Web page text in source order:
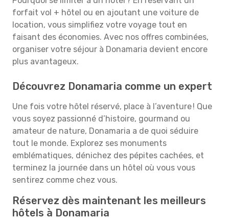
forfait vol + hôtel ou en ajoutant une voiture de
location, vous simplifiez votre voyage tout en
faisant des économies. Avec nos offres combinées,
organiser votre séjour à Donamaria devient encore
plus avantageux.
Découvrez Donamaria comme un expert
Une fois votre hôtel réservé, place à l’aventure ! Que
vous soyez passionné d’histoire, gourmand ou
amateur de nature, Donamaria a de quoi séduire
tout le monde. Explorez ses monuments
emblématiques, dénichez des pépites cachées, et
terminez la journée dans un hôtel où vous vous
sentirez comme chez vous.
Réservez dès maintenant les meilleurs
hôtels à Donamaria